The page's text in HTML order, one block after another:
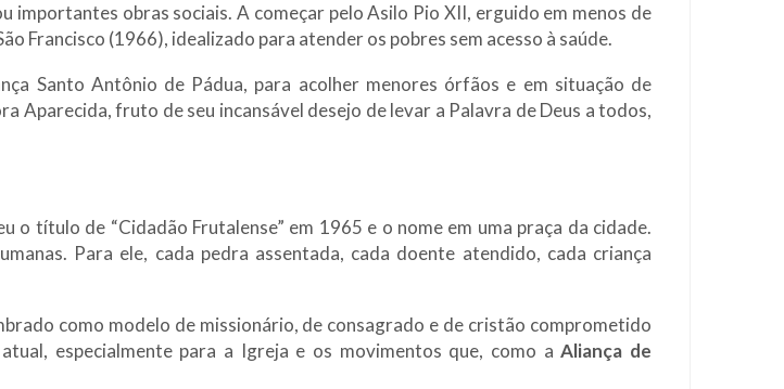
importantes obras sociais. A começar pelo Asilo Pio XII, erguido em menos de
Francisco (1966), idealizado para atender os pobres sem acesso à saúde.
Santo Antônio de Pádua, para acolher menores órfãos e em situação de
Aparecida, fruto de seu incansável desejo de levar a Palavra de Deus a todos,
o título de “Cidadão Frutalense” em 1965 e o nome em uma praça da cidade.
Para ele, cada pedra assentada, cada doente atendido, cada criança
como modelo de missionário, de consagrado e de cristão comprometido
especialmente para a Igreja e os movimentos que, como aAliança de